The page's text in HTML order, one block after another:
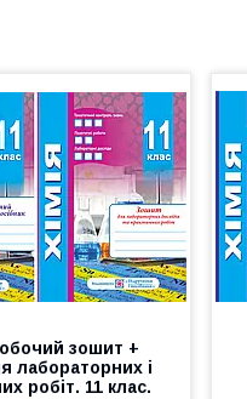
зошит +
лабораторних і
робіт. 11 клас.